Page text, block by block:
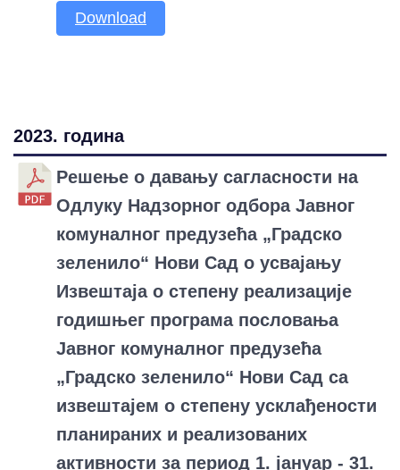
Download
2023. година
Решење о давању сагласности на
Одлуку Надзорног одбора Јавног
комуналног предузећа „Градско
зеленило“ Нови Сад о усвајању
Извештаја о степену реализације
годишњег програма пословања
Јавног комуналног предузећа
„Градско зеленило“ Нови Сад са
извештајем о степену усклађености
планираних и реализованих
активности за период 1. јануар - 31.